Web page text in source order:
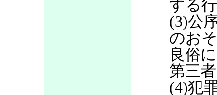
する
(3)公
のお
良俗
第三
(4)犯